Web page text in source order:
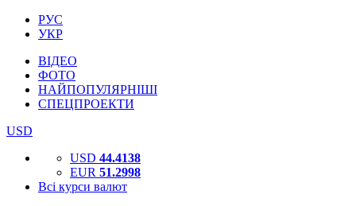
РУС
УКР
ВІДЕО
ФОТО
НАЙПОПУЛЯРНІШІ
СПЕЦПРОЕКТИ
USD
USD 44.4138
EUR 51.2998
Всі курси валют